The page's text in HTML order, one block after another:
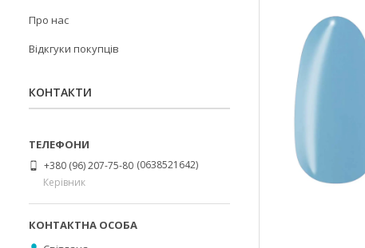
Про нас
Відкгуки покупців
КОНТАКТИ
+380 (96) 207-75-80 0638521642
Керівник